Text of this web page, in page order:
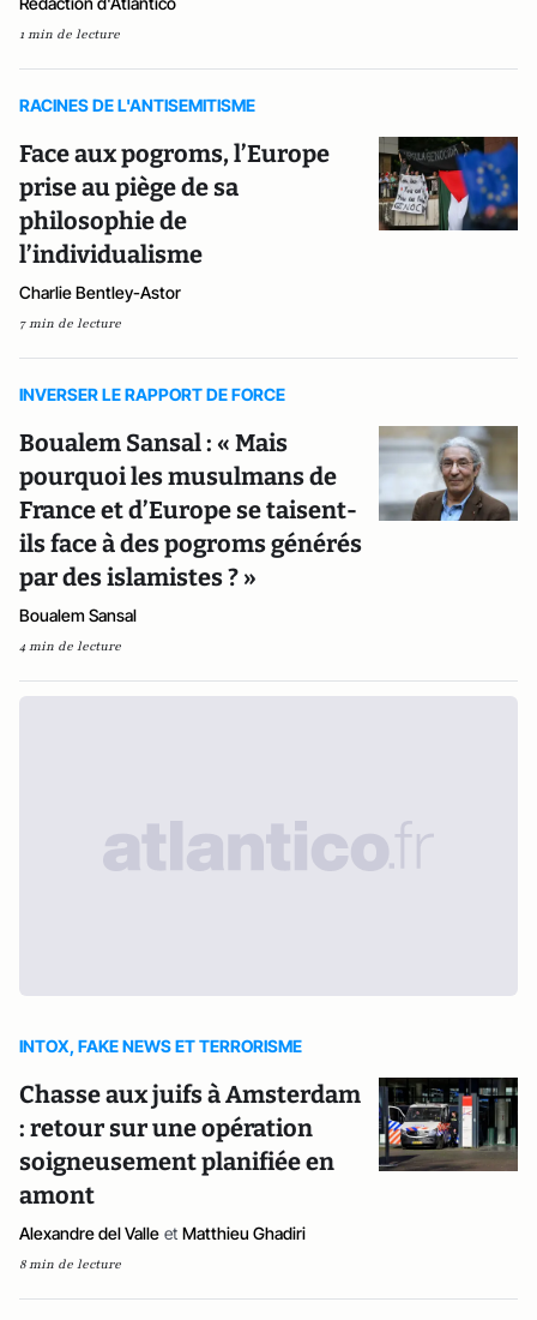
1 min de lecture
RACINES DE L'ANTISEMITISME
Face aux pogroms, l’Europe
prise au piège de sa
philosophie de
l’individualisme
Charlie Bentley-Astor
7 min de lecture
INVERSER LE RAPPORT DE FORCE
Boualem Sansal : « Mais
pourquoi les musulmans de
France et d’Europe se taisent-
ils face à des pogroms générés
par des islamistes ? »
Boualem Sansal
4 min de lecture
INTOX, FAKE NEWS ET TERRORISME
Chasse aux juifs à Amsterdam
: retour sur une opération
soigneusement planifiée en
amont
Alexandre del Valle et Matthieu Ghadiri
8 min de lecture